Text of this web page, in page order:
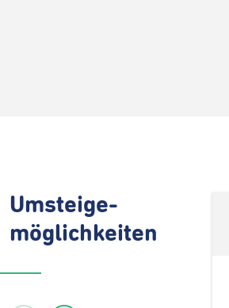
Umsteige-
möglichkeiten